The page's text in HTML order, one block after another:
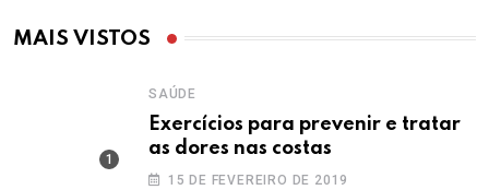
MAIS VISTOS
SAÚDE
Exercícios para prevenir e tratar
as dores nas costas
15 DE FEVEREIRO DE 2019